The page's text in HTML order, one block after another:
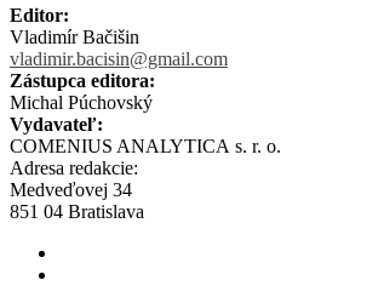
Editor:
Vladimír Bačišin
vladimir.bacisin@gmail.com
Zástupca editora:
Michal Púchovský
Vydavateľ:
COMENIUS ANALYTICA s. r. o.
Adresa redakcie:
Medveďovej 34
851 04 Bratislava